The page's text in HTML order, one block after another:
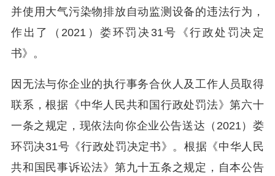
并使用大气污染物排放自动监测设备的违法行为，
作出了（2021）娄环罚决31号《行政处罚决定
书》。
因无法与你企业的执行事务合伙人及工作人员取得
联系，根据《中华人民共和国行政处罚法》第六十
一条之规定，现依法向你企业公告送达（2021）娄
环罚决31号《行政处罚决定书》。根据《中华人民
共和国民事诉讼法》第九十五条之规定，自本公告